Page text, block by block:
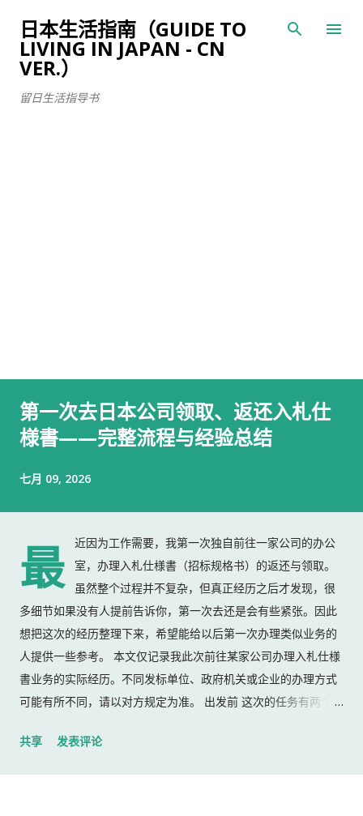
跳至主要内容
日本生活指南（GUIDE TO
LIVING IN JAPAN - CN
VER.）
留日生活指导书
第一次去日本公司领取、返还入札仕
様書——完整流程与经验总结
七月 09, 2026
最
近因为工作需要，我第一次独自前往一家公司的办公
室，办理入札仕様書（招标规格书）的返还与领取。
虽然整个过程并不复杂，但真正经历之后才发现，很
多细节如果没有人提前告诉你，第一次去还是会有些紧张。因此
想把这次的经历整理下来，希望能给以后第一次办理类似业务的
人提供一些参考。 本文仅记录我此次前往某家公司办理入札仕様
書业务的实际经历。不同发标单位、政府机关或企业的办理方式
可能有所不同，请以对方规定为准。 出发前 这次的任务有两个：
入札仕様書 名片 当时我认为这样就足够了。 后来才发现，还有
共享 发表评论